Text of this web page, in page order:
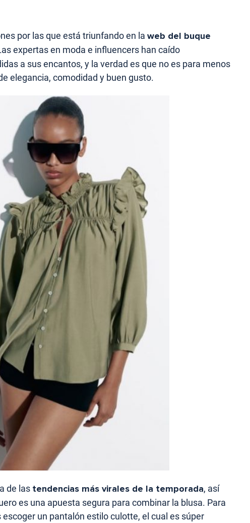
por las que está triunfando en la web del buque
expertas en moda e influencers han caído
a sus encantos, y la verdad es que no es para menos
elegancia, comodidad y buen gusto.
de las tendencias más virales de la temporada, así
es una apuesta segura para combinar la blusa. Para
escoger un pantalón estilo culotte, el cual es súper